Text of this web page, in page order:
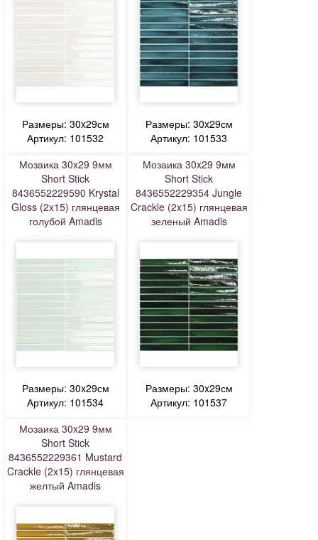
Размеры: 30x29см
Артикул: 101532
Размеры: 30x29см
Артикул: 101533
Мозаика 30x29 9мм
Short Stick
8436552229590 Krystal
Gloss (2x15) глянцевая
голубой Amadis
Размеры: 30x29см
Артикул: 101534
Мозаика 30x29 9мм
Short Stick
8436552229354 Jungle
Crackle (2x15) глянцевая
зеленый Amadis
Размеры: 30x29см
Артикул: 101537
Мозаика 30x29 9мм
Short Stick
8436552229361 Mustard
Crackle (2x15) глянцевая
желтый Amadis